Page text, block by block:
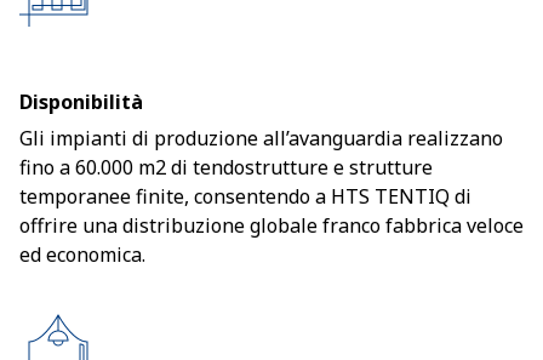
Disponibilità
Gli impianti di produzione all’avanguardia realizzano
fino a 60.000 m2 di tendostrutture e strutture
temporanee finite, consentendo a HTS TENTIQ di
offrire una distribuzione globale franco fabbrica veloce
ed economica.